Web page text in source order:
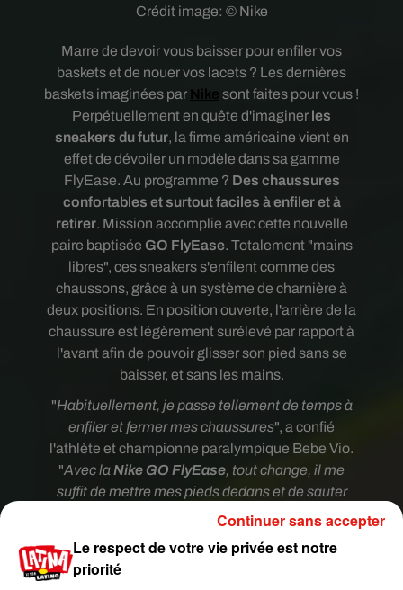
Crédit image: © Nike
Marre de devoir vous baisser pour enfiler vos
baskets et de nouer vos lacets ? Les dernières
baskets imaginées par Nike sont faites pour vous !
Perpétuellement en quête d'imaginer les
sneakers du futur, la firme américaine vient en
effet de dévoiler un modèle dans sa gamme
FlyEase. Au programme ? Des chaussures
confortables et surtout faciles à enfiler et à
retirer. Mission accomplie avec cette nouvelle
paire baptisée GO FlyEase. Totalement "mains
libres", ces sneakerss'enfilent comme des
chaussons, grâce à un système de charnière à
deux positions. En position ouverte, l'arrière de la
chaussure est légèrement surélevé par rapport à
l'avant afin de pouvoir glisser son pied sans se
baisser, et sans les mains.
"Habituellement, je passe tellement de temps à
enfiler et fermer mes chaussures", a confié
l'athlète et championne paralympique Bebe Vio.
"Avec laNike GO FlyEase, tout change, il me
suffit de mettre mes pieds dedans et de sauter
dessus. Cette innovation est une vraie
mobilité réduite mais aussi pour tous dans la vie
quotidienne",
Le respect de votre vie privée est notre
priorité
Continuer sans accepter